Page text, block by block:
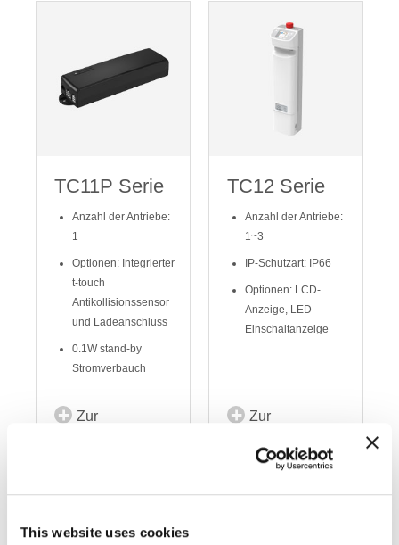
This website uses cookies
TC11P Serie
Anzahl der Antriebe:
1
Optionen: Integrierter
t-touch
Antikollisionssensor
und Ladeanschluss
0.1W stand-by
Stromverbauch
Zur
TC12 Serie
Anzahl der Antriebe:
1~3
IP-Schutzart: IP66
Optionen: LCD-
Anzeige, LED-
Einschaltanzeige
Zur
Vergleichsliste
hinzufügen